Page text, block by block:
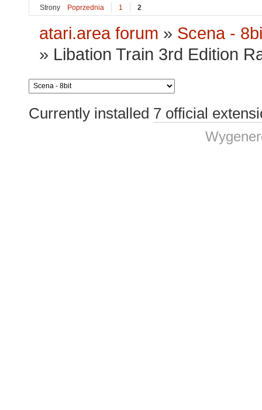
Strony Poprzednia 1 2
atari.area forum » Scena -
» Libation Train 3rd Edition
Currently installed 7 official